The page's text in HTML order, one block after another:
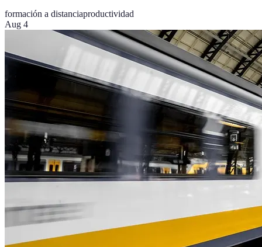
formación a distanciaproductividad
Aug 4